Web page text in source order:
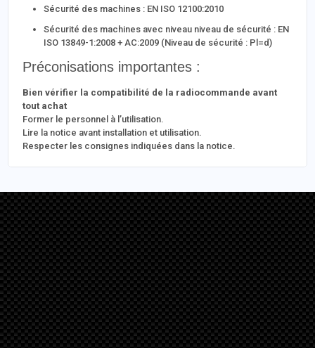
Sécurité des machines : EN ISO 12100:2010
Sécurité des machines avec niveau niveau de sécurité : EN
ISO 13849-1:2008 + AC:2009 (Niveau de sécurité : Pl=d)
Préconisations importantes :
Bien vérifier la compatibilité de la radiocommande avant
tout achat
Former le personnel à l’utilisation.
Lire la notice avant installation et utilisation.
Respecter les consignes indiquées dans la notice.